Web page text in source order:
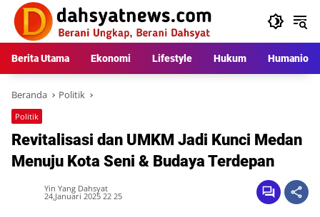
Langsung
konten
Berita Utama Ekonomi Lifestyle Hukum Humaniora
Beranda Politik
Politik
Revitalisasi dan UMKM Jadi Kunci Medan
Menuju Kota Seni & Budaya Terdepan
Yin Yang Dahsyat
24,Januari 2025 22 25